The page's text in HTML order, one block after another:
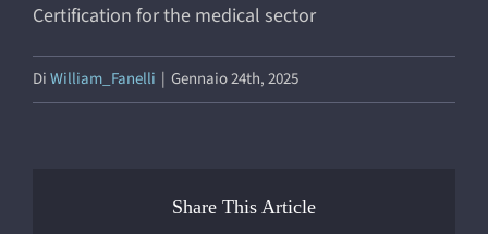
Certification for the medical sector
DiWilliam_Fanelli | Gennaio 24th, 2025
Share This Article